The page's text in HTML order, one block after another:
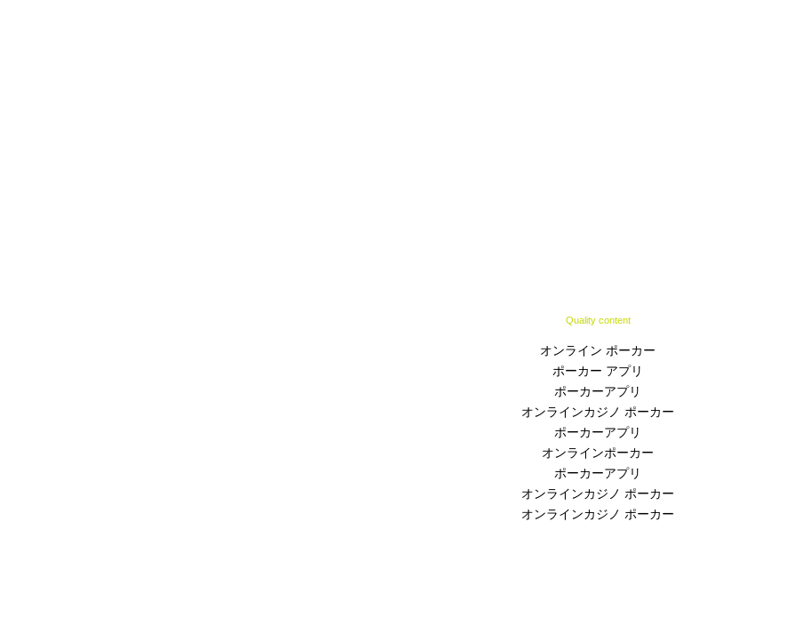
Quality content
オンライン ポーカー
ポーカー アプリ
ポーカーアプリ
オンラインカジノ ポーカー
ポーカーアプリ
オンラインポーカー
ポーカーアプリ
オンラインカジノ ポーカー
オンラインカジノ ポーカー